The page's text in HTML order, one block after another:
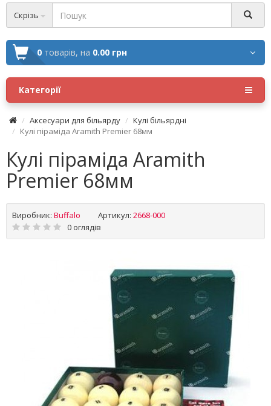
Скрізь
0 товарів, на 0.00 грн
Категорії
Аксесуари для більярду
Кулі більярдні
Кулі піраміда Aramith Premier 68мм
Кулі піраміда Aramith
Premier 68мм
Виробник: Buffalo Артикул: 2668-000
0 оглядів